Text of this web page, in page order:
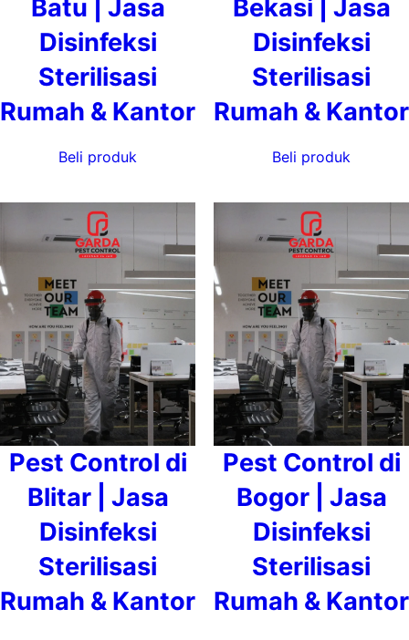
Batu | Jasa
Disinfeksi
Sterilisasi
Rumah & Kantor
Beli produk
Bekasi | Jasa
Disinfeksi
Sterilisasi
Rumah & Kantor
Beli produk
Pest Control di
Blitar | Jasa
Disinfeksi
Sterilisasi
Rumah & Kantor
Pest Control di
Bogor | Jasa
Disinfeksi
Sterilisasi
Rumah & Kantor